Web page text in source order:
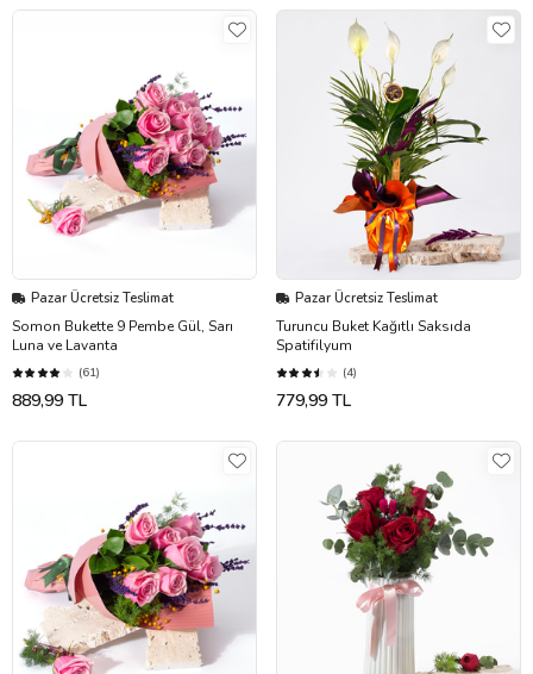
Pazar Ücretsiz Teslimat
Somon Bukette 9 Pembe Gül, Sarı
Luna ve Lavanta
(61)
889,99 TL
Pazar Ücretsiz Teslimat
Turuncu Buket Kağıtlı Saksıda
Spatifilyum
(4)
779,99 TL